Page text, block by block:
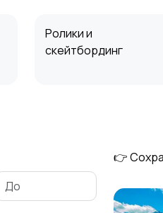
Ролики и
скейтбординг
👉